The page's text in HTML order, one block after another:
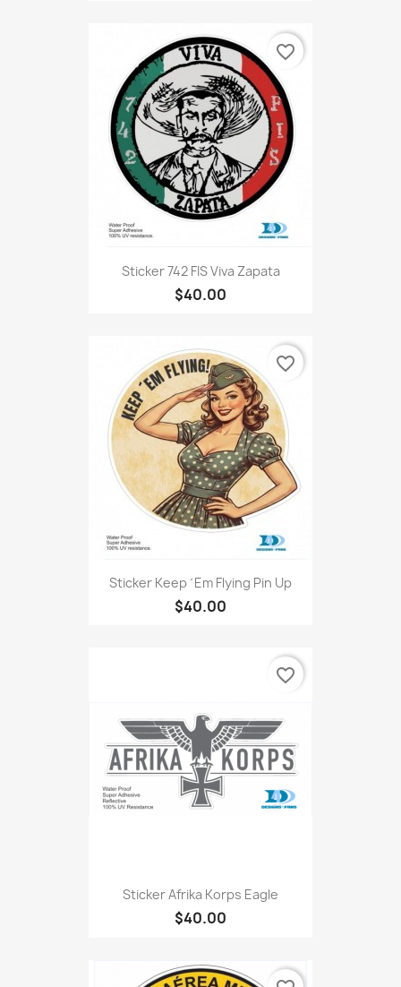
Sticker 742 FIS Viva Zapata
$40.00
favorite_border
Sticker Keep ´Em Flying Pin Up
$40.00
favorite_border
Sticker Afrika Korps Eagle
$40.00
favorite_border